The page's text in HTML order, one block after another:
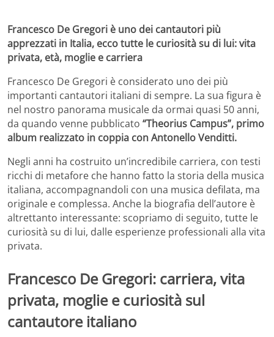
Francesco De Gregori è uno dei cantautori più
apprezzati in Italia, ecco tutte le curiosità su di lui: vita
privata, età, moglie e carriera
Francesco De Gregori è considerato uno dei più
importanti cantautori italiani di sempre. La sua figura è
nel nostro panorama musicale da ormai quasi 50 anni,
da quando venne pubblicato “Theorius Campus”, primo
album realizzato in coppia con Antonello Venditti.
Negli anni ha costruito un’incredibile carriera, con testi
ricchi di metafore che hanno fatto la storia della musica
italiana, accompagnandoli con una musica defilata, ma
originale e complessa. Anche la biografia dell’autore è
altrettanto interessante: scopriamo di seguito, tutte le
curiosità su di lui, dalle esperienze professionali alla vita
privata.
Francesco De Gregori: carriera, vita
privata, moglie e curiosità sul
cantautore italiano